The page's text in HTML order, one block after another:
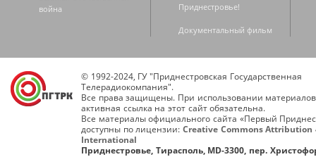
война
Приднестровье!
Документальный фильм
© 1992-2024, ГУ "Приднестровская Государственная
Телерадиокомпания".
Все права защищены. При использовании
активная ссылка на этот сайт обязательна.
Все материалы официального сайта «Первый
доступны по лицензии: Creative Commons Attribution
International
Приднестровье, Тирасполь, MD-3300, пер.